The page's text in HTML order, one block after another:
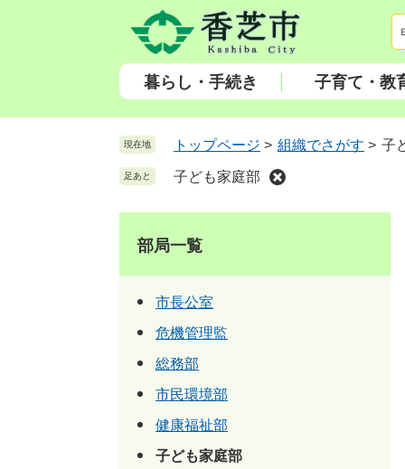
頭
飛
ー
ワ
ー
索
暮らし・手続き 子育て・教
現在地 トップページ > 組織でさがす > 子
足あと 子ども家庭部
部局一覧
市長公室
危機管理監
総務部
市民環境部
健康福祉部
子ども家庭部